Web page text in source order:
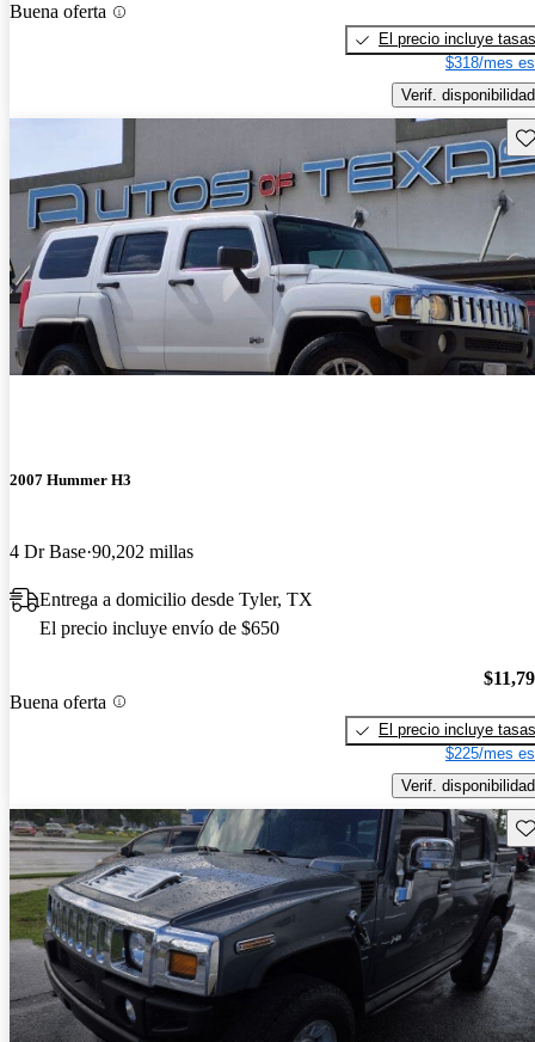
Buena oferta
El precio incluye tasas
$318/mes
Verif. disponibilidad
2007 Hummer H3
4 Dr Base 90,202 millas
Entrega a domicilio desde Tyler, TX
El precio incluye envío de $650
Buena oferta
El precio incluye tasas
$225/mes
Verif. disponibilidad